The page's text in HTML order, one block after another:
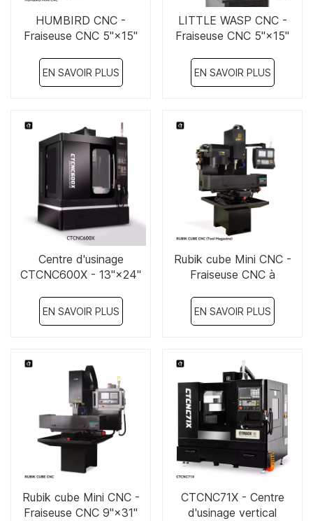
HUMBIRD CNC -
Fraiseuse CNC 5"×15"
EN SAVOIR PLUS
LITTLE WASP CNC -
Fraiseuse CNC 5"×15"
EN SAVOIR PLUS
Centre d'usinage
CTCNC600X - 13"×24"
EN SAVOIR PLUS
Rubik cube Mini CNC -
Fraiseuse CNC à
EN SAVOIR PLUS
Rubik cube Mini CNC -
Fraiseuse CNC 9"×31"
CTCNC71X - Centre
d'usinage vertical